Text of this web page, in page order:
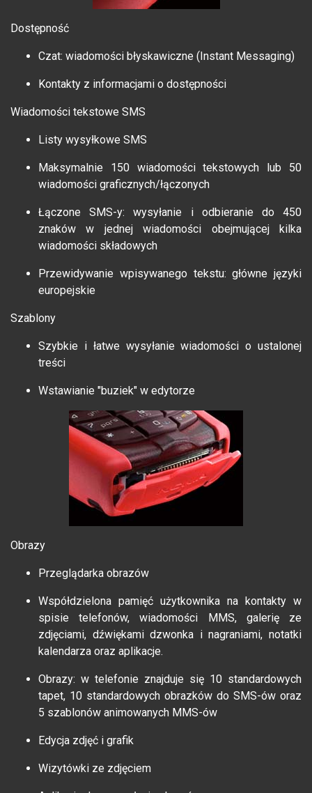
Dostępność
Czat: wiadomości błyskawiczne (Instant Messaging)
Kontakty z informacjami o dostępności
Wiadomości tekstowe SMS
Listy wysyłkowe SMS
Maksymalnie 150 wiadomości tekstowych lub 50
wiadomości graficznych/łączonych
Łączone SMS-y: wysyłanie i odbieranie do 450
znaków w jednej wiadomości obejmującej kilka
wiadomości składowych
Przewidywanie wpisywanego tekstu: główne języki
europejskie
Szablony
Szybkie i łatwe wysyłanie wiadomości o ustalonej
treści
Wstawianie "buziek" w edytorze
Obrazy
Przeglądarka obrazów
Współdzielona pamięć użytkownika na kontakty w
spisie telefonów, wiadomości MMS, galerię ze
zdjęciami, dźwiękami dzwonka i nagraniami, notatki
kalendarza oraz aplikacje.
Obrazy: w telefonie znajduje się 10 standardowych
tapet, 10 standardowych obrazków do SMS-ów oraz
5 szablonów animowanych MMS-ów
Edycja zdjęć i grafik
Wizytówki ze zdjęciem